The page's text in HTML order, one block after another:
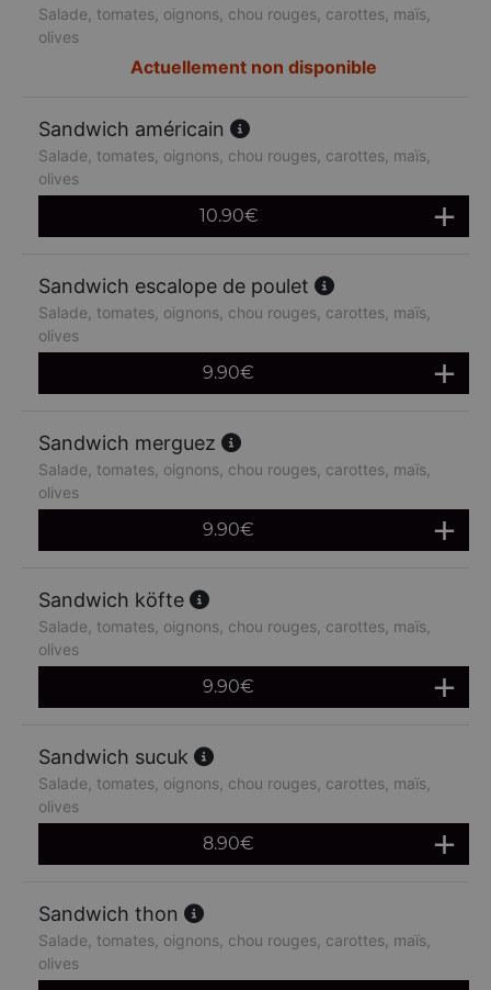
Salade, tomates, oignons, chou rouges, carottes, maïs,
olives
Actuellement non disponible
Sandwich américain
Salade, tomates, oignons, chou rouges, carottes, maïs,
olives
10.90€
Sandwich escalope de poulet
Salade, tomates, oignons, chou rouges, carottes, maïs,
olives
9.90€
Sandwich merguez
Salade, tomates, oignons, chou rouges, carottes, maïs,
olives
9.90€
Sandwich köfte
Salade, tomates, oignons, chou rouges, carottes, maïs,
olives
9.90€
Sandwich sucuk
Salade, tomates, oignons, chou rouges, carottes, maïs,
olives
8.90€
Sandwich thon
Salade, tomates, oignons, chou rouges, carottes, maïs,
olives